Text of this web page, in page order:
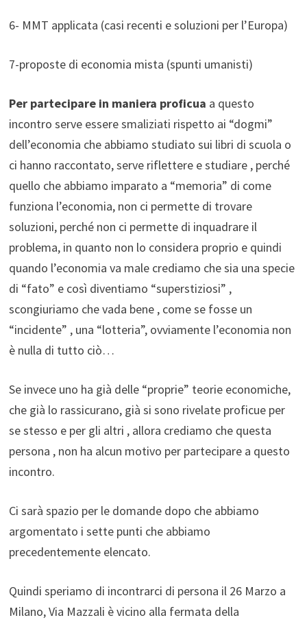
6- MMT applicata (casi recenti e soluzioni per l’Europa)
7-proposte di economia mista (spunti umanisti)
Per partecipare in maniera proficua a questo
incontro serve essere smaliziati rispetto ai “dogmi”
dell’economia che abbiamo studiato sui libri di scuola o
ci hanno raccontato, serve riflettere e studiare , perché
quello che abbiamo imparato a “memoria” di come
funziona l’economia, non ci permette di trovare
soluzioni, perché non ci permette di inquadrare il
problema, in quanto non lo considera proprio e quindi
quando l’economia va male crediamo che sia una specie
di “fato” e così diventiamo “superstiziosi” ,
scongiuriamo che vada bene , come se fosse un
“incidente” , una “lotteria”, ovviamente l’economia non
è nulla di tutto ciò…
Se invece uno ha già delle “proprie” teorie economiche,
che già lo rassicurano, già si sono rivelate proficue per
se stesso e per gli altri , allora crediamo che questa
persona , non ha alcun motivo per partecipare a questo
incontro.
Ci sarà spazio per le domande dopo che abbiamo
argomentato i sette punti che abbiamo
precedentemente elencato.
Quindi speriamo di incontrarci di persona il 26 Marzo a
Milano, Via Mazzali è vicino alla fermata della